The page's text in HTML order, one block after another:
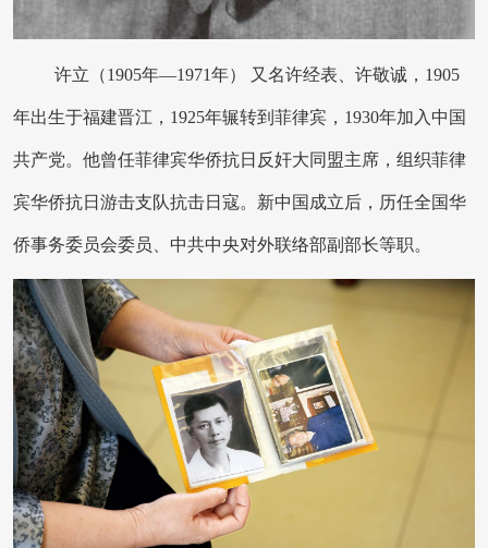
许立（1905年—1971年） 又名许经表、许敬诚，1905
年出生于福建晋江，1925年辗转到菲律宾，1930年加入中国
共产党。他曾任菲律宾华侨抗日反奸大同盟主席，组织菲律
宾华侨抗日游击支队抗击日寇。新中国成立后，历任全国华
侨事务委员会委员、中共中央对外联络部副部长等职。